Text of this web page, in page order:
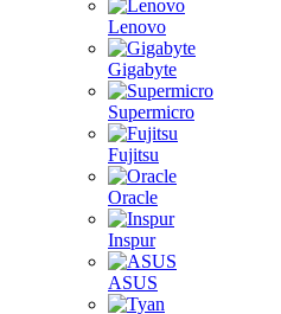
Lenovo
Gigabyte
Supermicro
Fujitsu
Oracle
Inspur
ASUS